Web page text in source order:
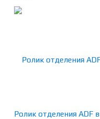
Ролик отделения ADF в